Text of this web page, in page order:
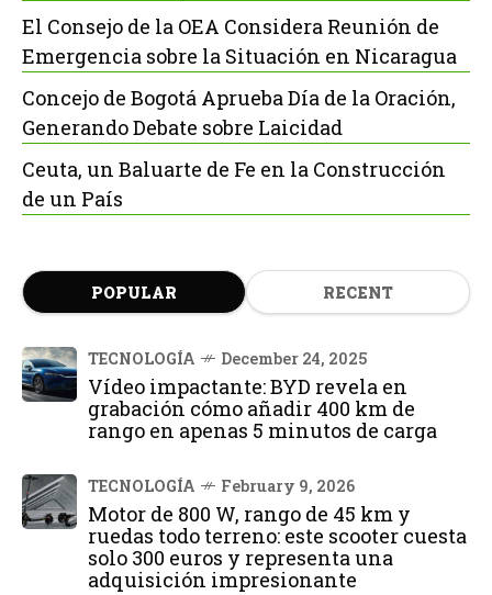
El Consejo de la OEA Considera Reunión de
Emergencia sobre la Situación en Nicaragua
Concejo de Bogotá Aprueba Día de la Oración,
Generando Debate sobre Laicidad
Ceuta, un Baluarte de Fe en la Construcción
de un País
POPULAR RECENT
TECNOLOGÍA December 24, 2025
Vídeo impactante: BYD revela en
grabación cómo añadir 400 km de
rango en apenas 5 minutos de carga
TECNOLOGÍA February 9, 2026
Motor de 800 W, rango de 45 km y
ruedas todo terreno: este scooter cuesta
solo 300 euros y representa una
adquisición impresionante